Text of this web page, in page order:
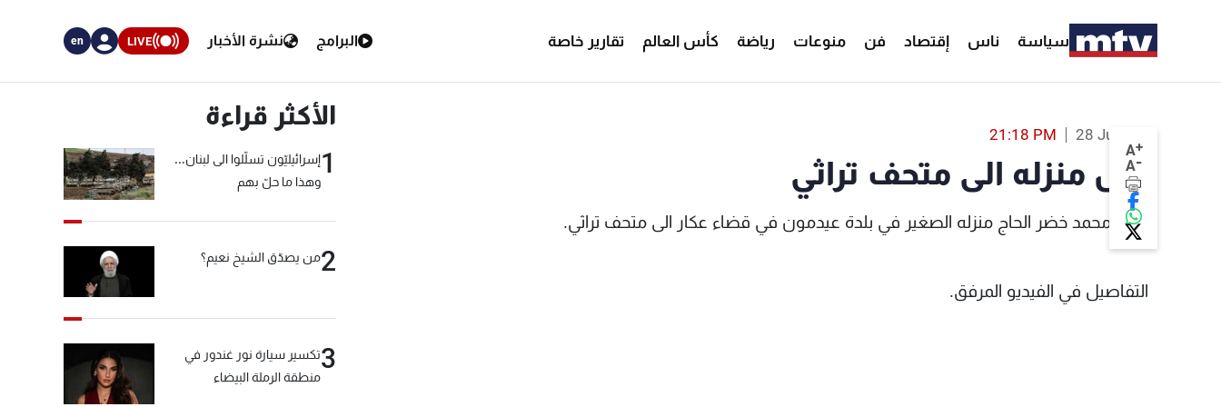
سياسة ناس إقتصاد فن منوعات رياضة كأس العالم تقارير خاصة البرامج نشرة الأخبار LIVE
en
A+
A-
28 Jul 2022
21:18 PM
حوّل منزله الى متحف تراثي
حوّل محمد خضر الحاج منزله الصغير في بلدة عيدمون في قضاء عكار الى متحف تراثي.
التفاصيل في الفيديو المرفق.
الأكثر قراءة
1إسرائيليّون تسلّلوا الى لبنان...
وهذا ما حلّ بهم
2من يصدّق الشيخ نعيم؟
3تكسير سيارة نور غندور في
منطقة الرملة البيضاء